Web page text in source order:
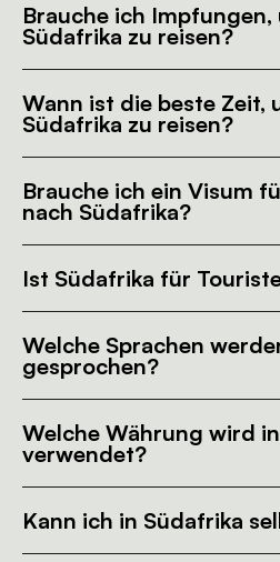
Brauche ich Impfungen,
Südafrika zu reisen?
Wann ist die beste Zeit,
Südafrika zu reisen?
Brauche ich ein Visum
nach Südafrika?
Ist Südafrika für
Welche Sprachen
gesprochen?
Welche Währung wird
verwendet?
Kann ich in Südafrika